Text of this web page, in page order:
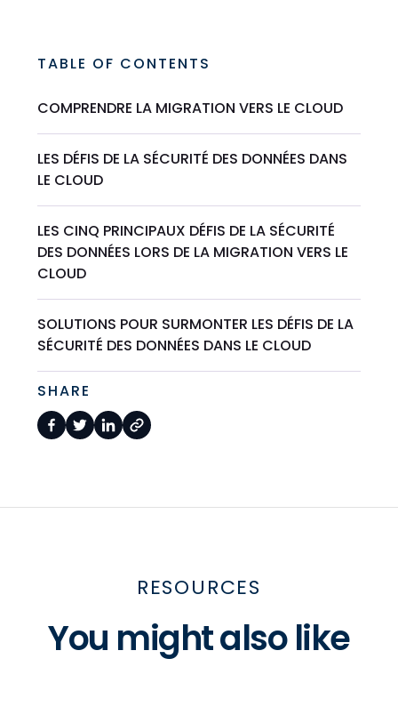
TABLE OF CONTENTS
COMPRENDRE LA MIGRATION VERS LE CLOUD
LES DÉFIS DE LA SÉCURITÉ DES DONNÉES DANS
LE CLOUD
LES CINQ PRINCIPAUX DÉFIS DE LA SÉCURITÉ
DES DONNÉES LORS DE LA MIGRATION VERS LE
CLOUD
SOLUTIONS POUR SURMONTER LES DÉFIS DE LA
SÉCURITÉ DES DONNÉES DANS LE CLOUD
SHARE
RESOURCES
You might also like